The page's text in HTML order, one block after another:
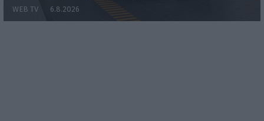
WEB TV 6.8.2026